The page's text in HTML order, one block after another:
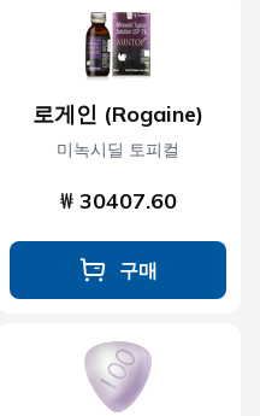
로게인 (Rogaine)
미녹시딜 토피컬
₩ 30407.60
구매